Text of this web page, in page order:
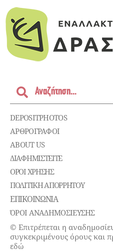
DEPOSITPHOTOS
ΑΡΘΡΟΓΡΑΦΟΙ
ABOUT US
ΔΙΑΦΗΜΙΣΤΕΊΤΕ
ΌΡΟΙ ΧΡΉΣΗΣ
ΠΟΛΙΤΙΚΉ ΑΠΟΡΡΉΤΟΥ
ΕΠΙΚΟΙΝΩΝΊΑ
ΌΡΟΙ ΑΝΑΔΗΜΟΣΙΕΥΣΗΣ
© Επιτρέπεται η
συγκεκριμένους όρους και
εδώ